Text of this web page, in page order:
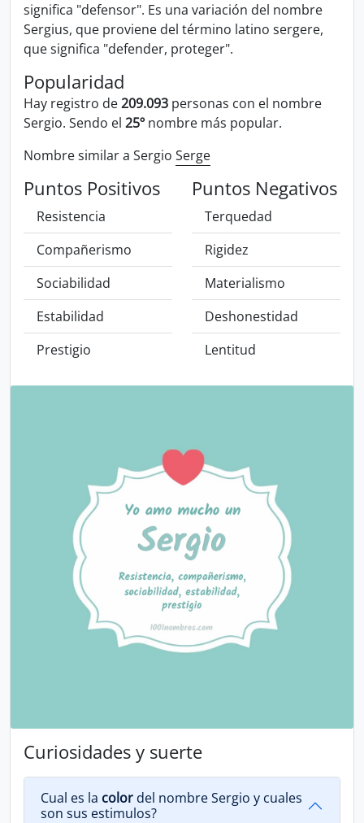
significa "defensor". Es una variación del nombre
Sergius, que proviene del término latino sergere,
que significa "defender, proteger".
Popularidad
Hay registro de209.093 personas con el nombre
Sergio. Sendo el 25º nombre más popular.
Nombre similar a Sergio Serge
Puntos Positivos
Resistencia
Compañerismo
Sociabilidad
Estabilidad
Prestigio
Puntos Negativos
Terquedad
Rigidez
Materialismo
Deshonestidad
Lentitud
Curiosidades y suerte
Cual es la color del nombre Sergio y cuales
son sus estimulos?